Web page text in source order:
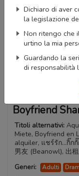
Dichiaro di aver
la legislazione
Non ritengo che
urtino la mia
Guardando la
di responsabilità
Boyfriend
Titoli alternativi:
Miete, Boyfriend en
alquiler, แชร์รัก...กิ๊ก
男友 (Beanowl), 出
Generi:
Adulti